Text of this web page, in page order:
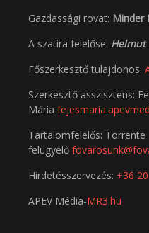
Gazdassági rovat: Minder
A szatira felelőse: Helmut
Főszerkesztő tulajdonos:
Szerkesztő asszisztens:
Mária
Tartalomfelelős: Torrente
felügyelő
Hirdetésszervezés: +36
APEV Média-MR3.hu